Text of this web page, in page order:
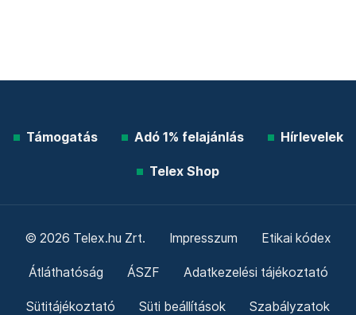
Támogatás Adó 1% felajánlás Hírlevelek
Telex Shop
© 2026 Telex.hu Zrt. Impresszum Etikai kódex
Átláthatóság ÁSZF Adatkezelési tájékoztató
Sütitájékoztató Süti beállítások Szabályzatok